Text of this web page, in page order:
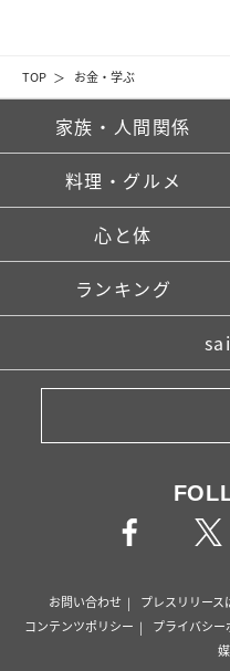
TOP お金・学ぶ
家族・人間関係
料理・グルメ
心と体
ランキング
お問い合わせ プレスリリース
コンテンツポリシー
プライバシー